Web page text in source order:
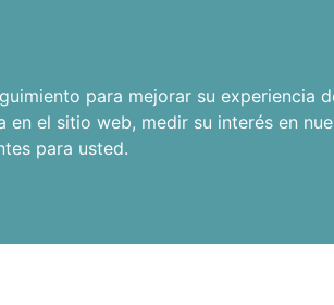
para mejorar su experiencia
en el sitio web, medir su interés en
para usted.